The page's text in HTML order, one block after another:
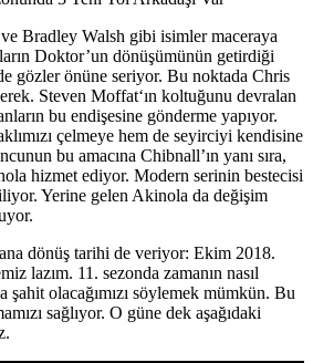
ve Bradley Walsh gibi isimler maceraya
Doktor’un dönüşümünün getirdiği
gözler önüne seriyor. Bu noktada Chris
Steven Moffat‘ın koltuğunu devralan
bu endişesine gönderme yapıyor.
çelmeye hem de seyirciyi kendisine
bu amacına Chibnall’ın yanı sıra,
hizmet ediyor. Modern serinin bestecisi
Yerine gelen Akinola da değişim
dönüş tarihi de veriyor: Ekim 2018.
lazım. 11. sezonda zamanın nasıl
olacağımızı söylemek mümkün. Bu
sağlıyor. O güne dek aşağıdaki